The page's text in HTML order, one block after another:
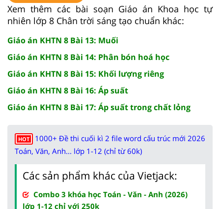
Xem thêm các bài soạn Giáo án Khoa học tự
nhiên lớp 8 Chân trời sáng tạo chuẩn khác:
Giáo án KHTN 8 Bài 13: Muối
Giáo án KHTN 8 Bài 14: Phân bón hoá học
Giáo án KHTN 8 Bài 15: Khối lượng riêng
Giáo án KHTN 8 Bài 16: Áp suất
Giáo án KHTN 8 Bài 17: Áp suất trong chất lỏng
HOT
1000+ Đề thi cuối kì 2 file word cấu trúc mới 2026
Toán, Văn, Anh... lớp 1-12 (chỉ từ 60k)
Các sản phẩm khác của Vietjack:
Combo 3 khóa học Toán - Văn - Anh (2026)
lớp 1-12 chỉ với 250k